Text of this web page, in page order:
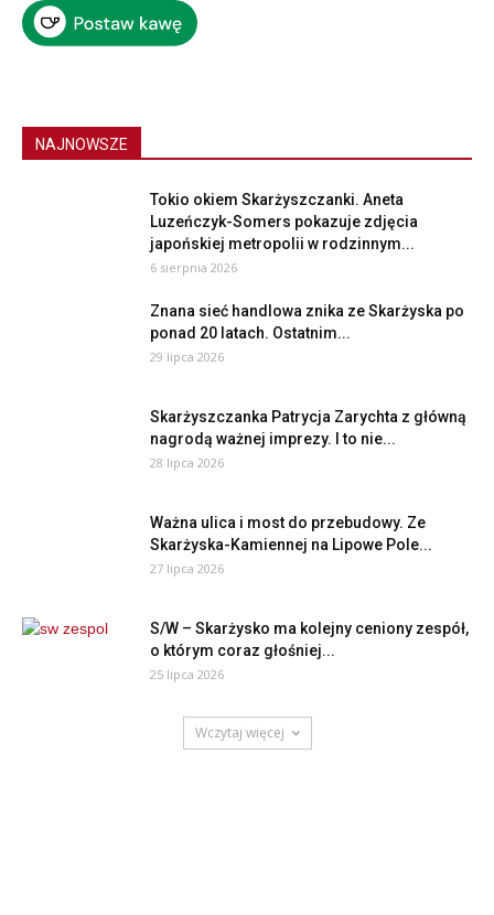
NAJNOWSZE
Tokio okiem Skarżyszczanki. Aneta
Luzeńczyk-Somers pokazuje zdjęcia
japońskiej metropolii w rodzinnym...
6 sierpnia 2026
Znana sieć handlowa znika ze Skarżyska po
ponad 20 latach. Ostatnim...
29 lipca 2026
Skarżyszczanka Patrycja Zarychta z główną
nagrodą ważnej imprezy. I to nie...
28 lipca 2026
Ważna ulica i most do przebudowy. Ze
Skarżyska-Kamiennej na Lipowe Pole...
27 lipca 2026
S/W – Skarżysko ma kolejny ceniony zespół,
o którym coraz głośniej...
25 lipca 2026
Wczytaj więcej